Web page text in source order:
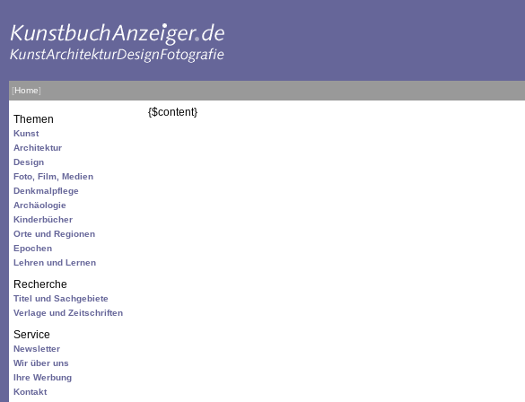
[Home]
Themen
Kunst
Architektur
Design
Foto, Film, Medien
Denkmalpflege
Archäologie
Kinderbücher
Orte und Regionen
Epochen
Lehren und Lernen
Recherche
Titel und Sachgebiete
Verlage und Zeitschriften
Service
Newsletter
Wir über uns
Ihre Werbung
Kontakt
{$content}